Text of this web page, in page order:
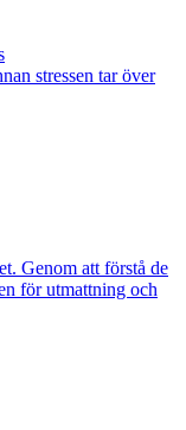
stressen tar över
Genom att förstå de
för utmattning och